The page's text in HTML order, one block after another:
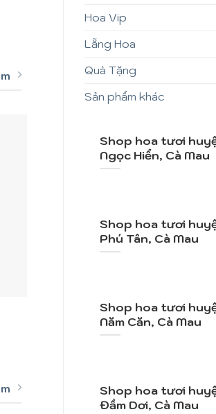
Mã SP: TY083
Vườn Hồng
Hoa Vip
Lẵng Hoa
Quà Tặng
Sản phẩm khác
Shop hoa tươi
Ngọc Hiển, Cà Mau
Shop hoa tươi
Phú Tân, Cà Mau
Shop hoa tươi
Năm Căn, Cà Mau
Shop hoa tươi
Đầm Dơi, Cà Mau